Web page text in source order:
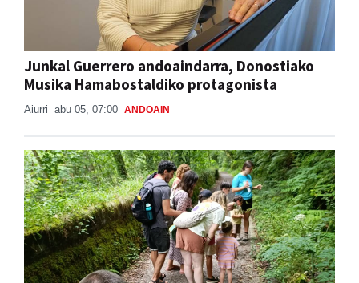
Junkal Guerrero andoaindarra, Donostiako
Musika Hamabostaldiko protagonista
Aiurri abu 05, 07:00 ANDOAIN